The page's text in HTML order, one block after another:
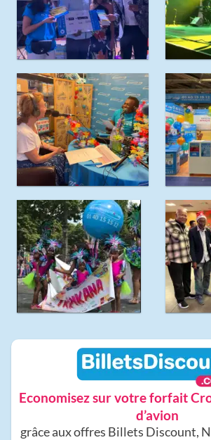
Economisez sur votre forfait
d’avion
grâce aux offres Billets Discount,